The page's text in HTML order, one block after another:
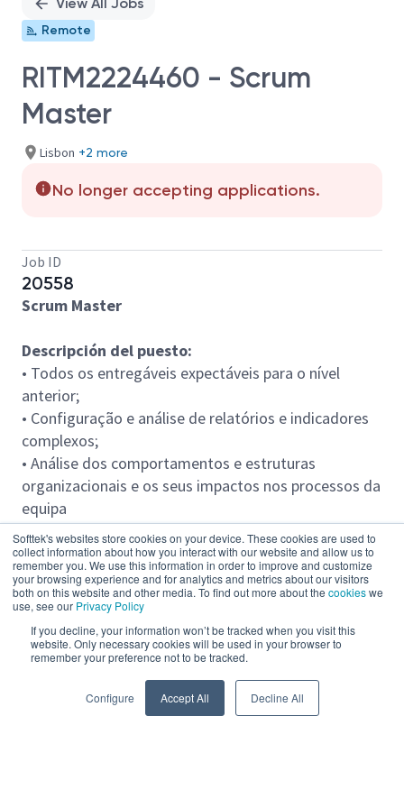
Softtek's websites store cookies on your device. These cookies are used to
collect information about how you interact with our website and allow us to
remember you. We use this information in order to improve and customize
your browsing experience and for analytics and metrics about our visitors
both on this website and other media. To find out more about the cookieswe
use, see our Privacy Policy
If you decline, your information won’t be tracked when you visit this
website. Only necessary cookies will be used in your browser to
remember your preference not to be tracked.
Configure Accept All Decline All
Remote
RITM2224460 - Scrum
Master
Lisbon +2 more
No longer accepting applications.
Job ID
20558
Scrum Master
Descripción del puesto:
• Todos os entregáveis expectáveis para o nível
anterior;
• Configuração e análise de relatórios e indicadores
complexos;
• Análise dos comportamentos e estruturas
organizacionais e os seus impactos nos processos da
equipa
Responsabilidades:
• Todos os entregáveis expectáveis para o nível
anterior;
complexos;
• Análise dos comportamentos e estruturas
organizacionais e os seus impactos nos processos da